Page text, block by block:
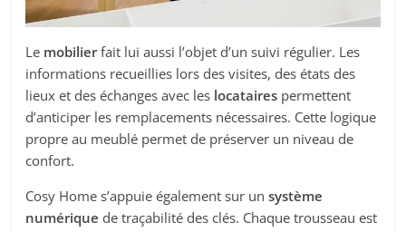
Le mobilierfait lui aussi l’objet d’un suivi régulier. Les
informations recueillies lors des visites, des états des
lieux et des échanges avec les locataires permettent
d’anticiper les remplacements nécessaires. Cette logique
propre au meublé permet de préserver un niveau de
confort.
Cosy Home s’appuie également sur unsystème
numérique de traçabilité des clés. Chaque trousseau est